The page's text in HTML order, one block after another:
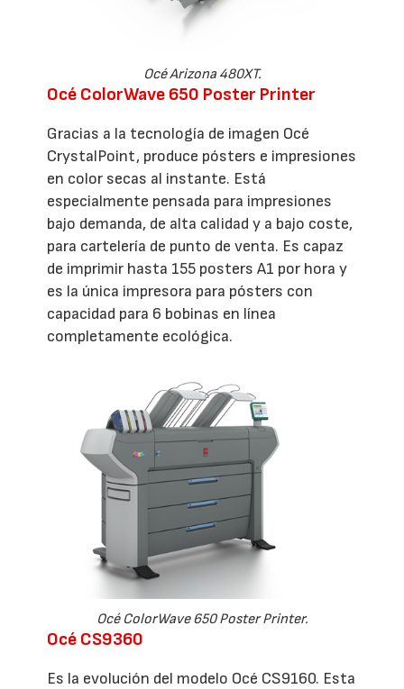
Océ Arizona 480XT.
Océ ColorWave 650 Poster Printer
Gracias a la tecnología de imagen Océ
CrystalPoint, produce pósters e impresiones
en color secas al instante. Está
especialmente pensada para impresiones
bajo demanda, de alta calidad y a bajo coste,
para cartelería de punto de venta. Es capaz
de imprimir hasta 155 posters A1 por hora y
es la única impresora para pósters con
capacidad para 6 bobinas en línea
completamente ecológica.
Océ ColorWave 650 Poster Printer.
Océ CS9360
Es la evolución del modelo Océ CS9160. Esta